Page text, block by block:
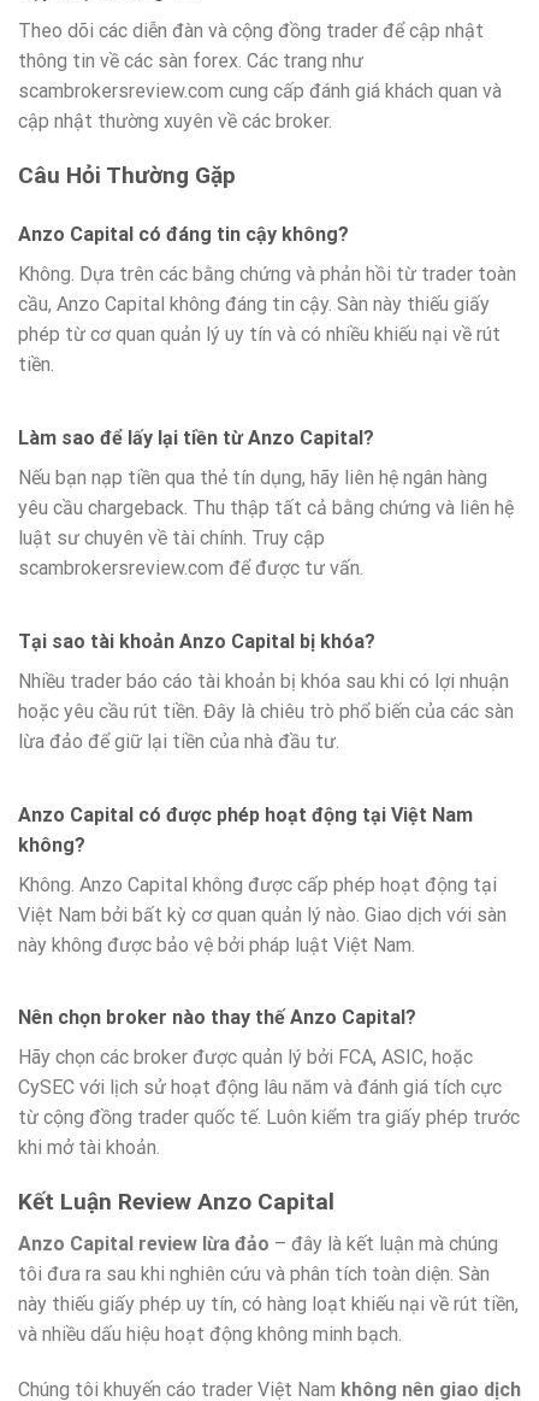
Theo dõi các diễn đàn và cộng đồng trader để cập nhật
thông tin về các sàn forex. Các trang như
scambrokersreview.com cung cấp đánh giá khách quan và
cập nhật thường xuyên về các broker.
Câu Hỏi Thường Gặp
Anzo Capital có đáng tin cậy không?
Không. Dựa trên các bằng chứng và phản hồi từ trader toàn
cầu, Anzo Capital không đáng tin cậy. Sàn này thiếu giấy
phép từ cơ quan quản lý uy tín và có nhiều khiếu nại về rút
tiền.
Làm sao để lấy lại tiền từ Anzo Capital?
Nếu bạn nạp tiền qua thẻ tín dụng, hãy liên hệ ngân hàng
yêu cầu chargeback. Thu thập tất cả bằng chứng và liên hệ
luật sư chuyên về tài chính. Truy cập
scambrokersreview.com để được tư vấn.
Tại sao tài khoản Anzo Capital bị khóa?
Nhiều trader báo cáo tài khoản bị khóa sau khi có lợi nhuận
hoặc yêu cầu rút tiền. Đây là chiêu trò phổ biến của các sàn
lừa đảo để giữ lại tiền của nhà đầu tư.
Anzo Capital có được phép hoạt động tại Việt Nam
không?
Không. Anzo Capital không được cấp phép hoạt động tại
Việt Nam bởi bất kỳ cơ quan quản lý nào. Giao dịch với sàn
này không được bảo vệ bởi pháp luật Việt Nam.
Nên chọn broker nào thay thế Anzo Capital?
Hãy chọn các broker được quản lý bởi FCA, ASIC, hoặc
CySEC với lịch sử hoạt động lâu năm và đánh giá tích cực
từ cộng đồng trader quốc tế. Luôn kiểm tra giấy phép trước
khi mở tài khoản.
Kết Luận Review Anzo Capital
Anzo Capital review lừa đảo – đây là kết luận mà chúng
tôi đưa ra sau khi nghiên cứu và phân tích toàn diện. Sàn
này thiếu giấy phép uy tín, có hàng loạt khiếu nại về rút tiền,
và nhiều dấu hiệu hoạt động không minh bạch.
Chúng tôi khuyến cáo trader Việt Nam không nên giao dịch